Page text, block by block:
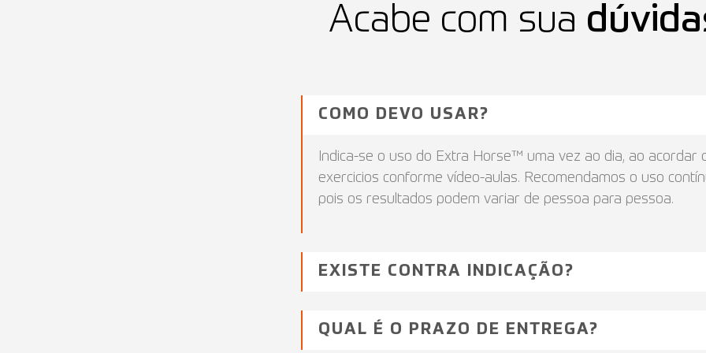
Acabe com sua
COMO DEVO USAR?
Indica-se o uso do Extra Horse™ uma vez ao dia, ao acordar
exercicios conforme vídeo-aulas. Recomendamos o uso
pois os resultados podem variar de pessoa para pessoa.
EXISTE CONTRA INDICAÇÃO?
QUAL É O PRAZO DE ENTREGA?